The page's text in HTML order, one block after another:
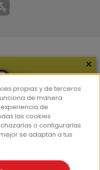
Consumer
×
propias y de terceros
de manera
de
las cookies
o configurarlas
se adaptan a tus